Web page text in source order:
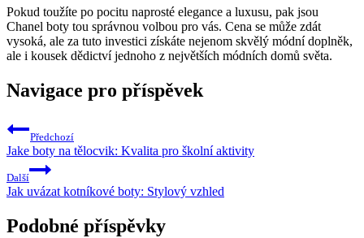
Pokud toužíte po pocitu ‌naprosté ⁤elegance a luxusu, pak jsou
Chanel boty‍ tou správnou volbou ‍pro⁢ vás. Cena se může zdát
vysoká, ale za⁢ tuto ⁤investici získáte ⁣nejenom skvělý⁤ módní doplněk,
ale i kousek dědictví jednoho z největších módních domů světa.
Navigace pro příspěvek
Předchozí
Jake boty na tělocvik: Kvalita pro školní aktivity
Další
Jak uvázat kotníkové boty: Stylový vzhled
Podobné příspěvky